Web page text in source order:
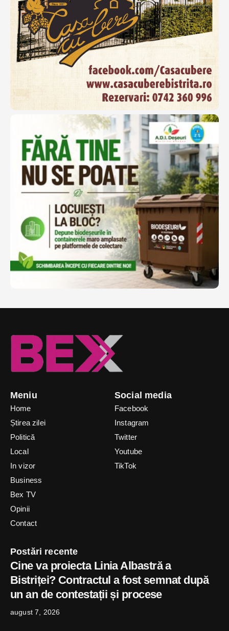
Meniu
Home
Știrea zilei
Politică
Local
In vizor
Business
Bex TV
Opinii
Contact
Social media
Facebook
Instagram
Twitter
Youtube
TikTok
Postări recente
Cine va proiecta Linia Albastră a
Bistriței? Contractul a fost semnat după
un an de contestații și procese
august 7, 2026